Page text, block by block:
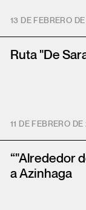
13 DE FEBRERO
Ruta "De
11 DE FEBRERO DE
“"Alrededor
a Azinhaga